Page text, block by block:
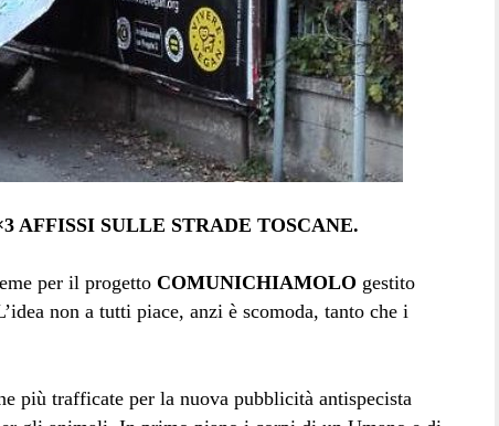
AFFISSI SULLE STRADE TOSCANE.
per il progetto COMUNICHIAMOLO gestito
non a tutti piace, anzi è scomoda, tanto che i
più trafficate per la nuova pubblicità antispecista